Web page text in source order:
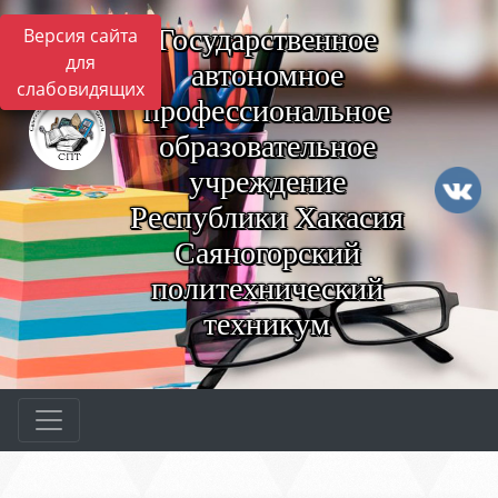
Версия сайта
для
слабовидящих
Государственное
автономное
профессиональное
образовательное
учреждение
Республики Хакасия
Саяногорский
политехнический
техникум